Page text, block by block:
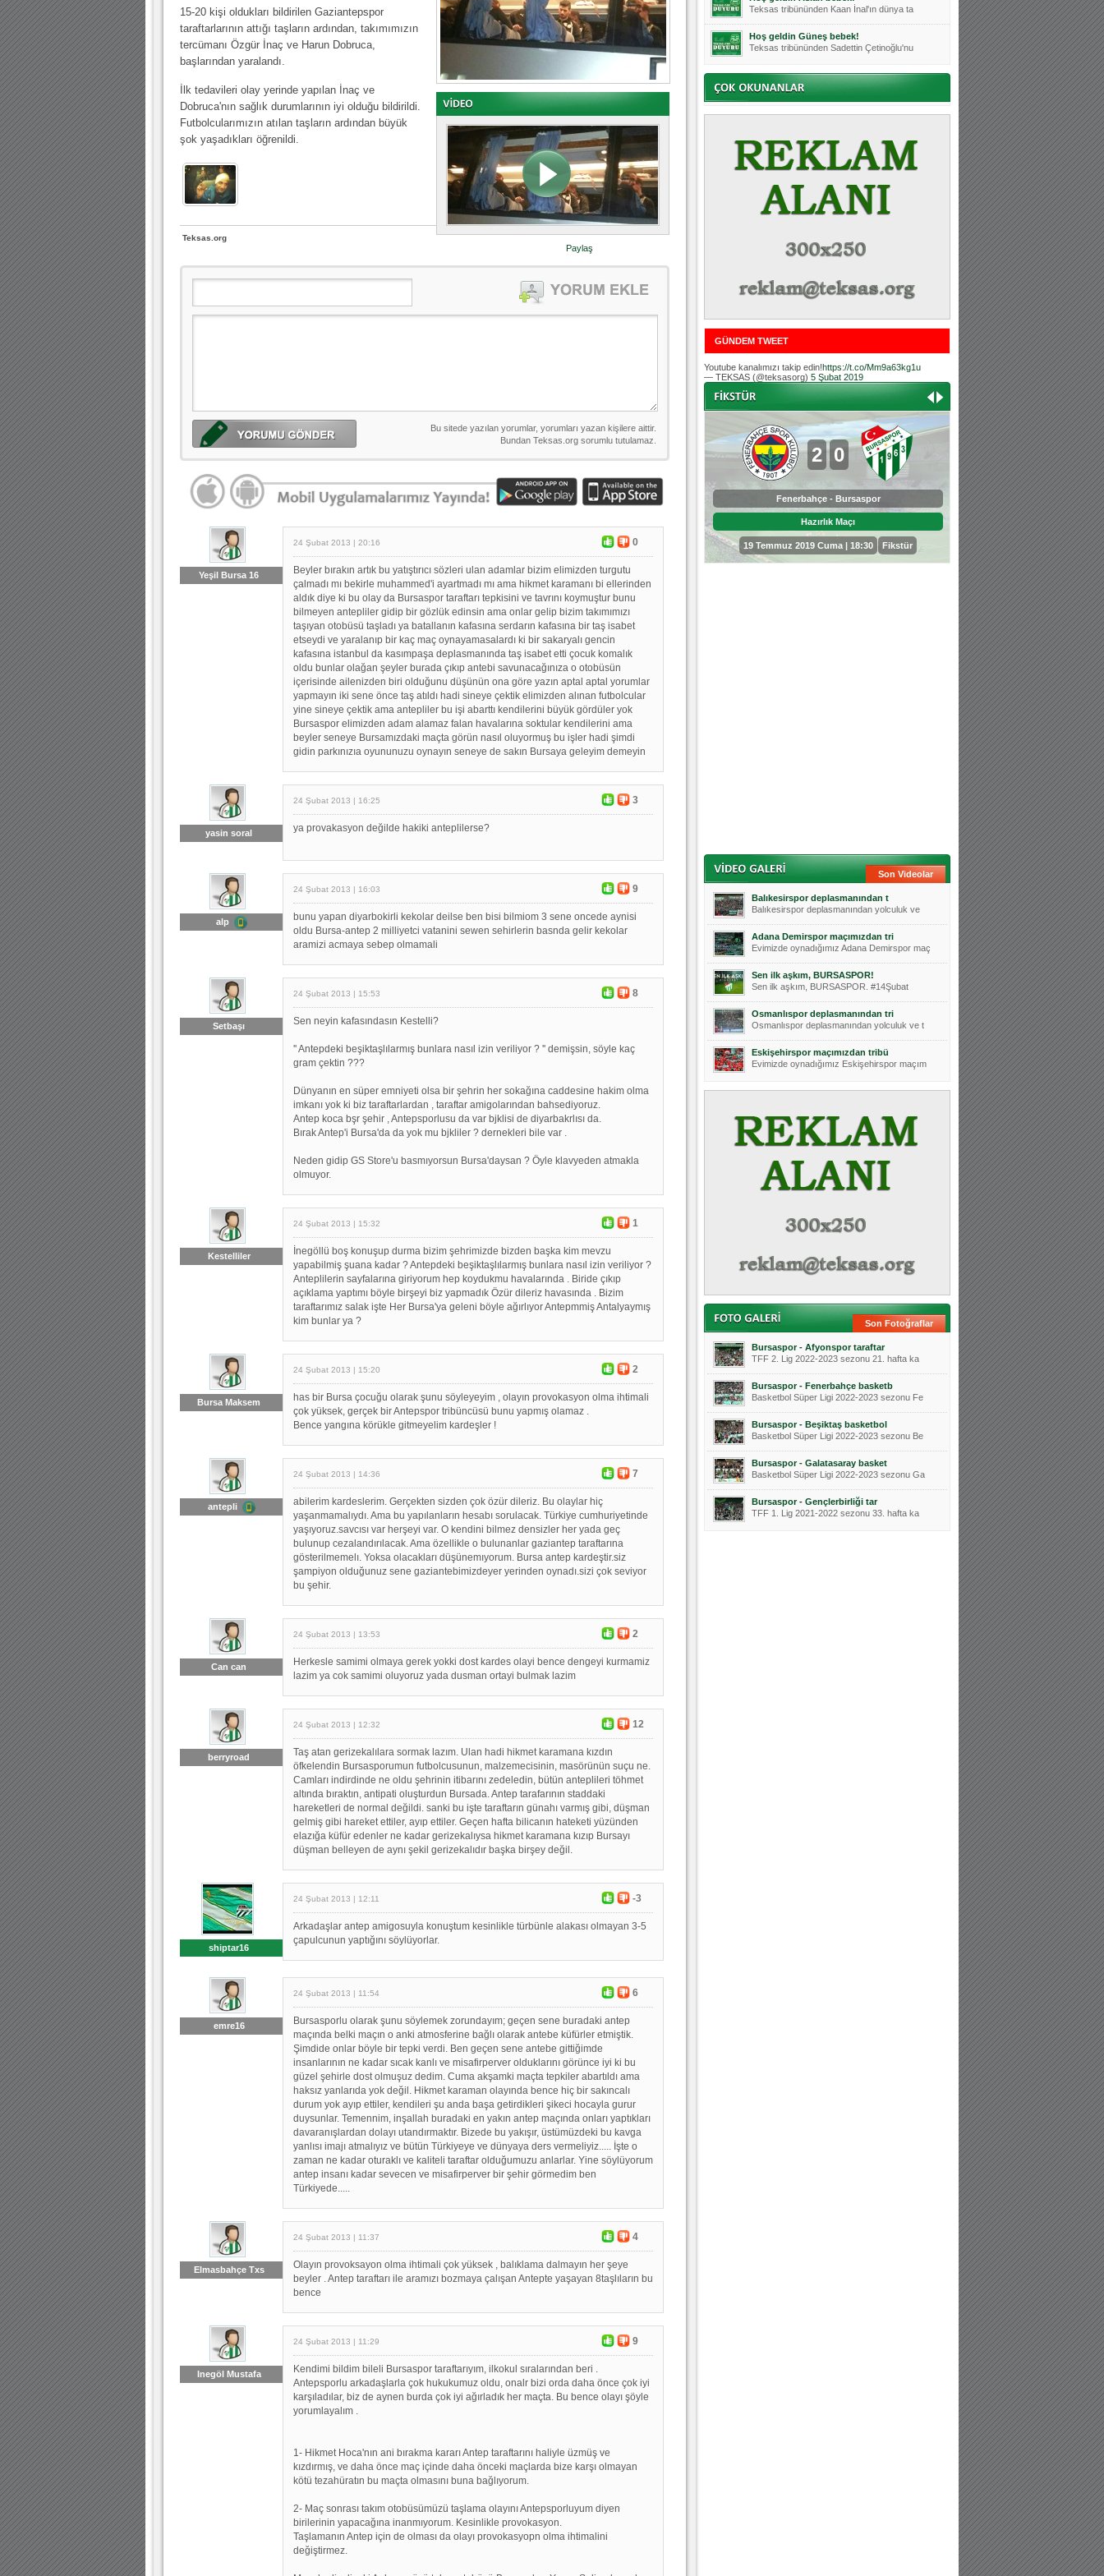
10.04.2023 14:44 |Hoş geldin Göktuğ Bebek!
Hoş geldin Kadir Kağan Bebek!
11.11.2025 14:13 |Hoş geldin Ertuğrul Bebek!
12.10.2025 17:30 | MUTLULUKLAR SİNAN SILACI
16.07.2024 14:32 | Hoş geldin Kerem Bebek!
08.01.2024 19:01 |Hoş geldin Aslan bebek!
03.01.2024 19:09 |
15-20 kişi oldukları bildirilen Gaziantepspor
taraftarlarının attığı taşların ardından, takımımızın
tercümanı Özgür İnaç ve Harun Dobruca,
başlarından yaralandı.
İlk tedavileri olay yerinde yapılan İnaç ve
Dobruca'nın sağlık durumlarının iyi olduğu bildirildi.
Futbolcularımızın atılan taşların ardından büyük
şok yaşadıkları öğrenildi.
Teksas.org
Paylaş
Yeşil Bursa 16
24 Şubat 2013 | 20:16 0
Beyler bırakın artık bu yatıştırıcı sözleri ulan adamlar bizim elimizden turgutu
çalmadı mı bekirle muhammed'i ayartmadı mı ama hikmet karamanı bi ellerinden
aldık diye ki bu olay da Bursaspor taraftarı tepkisini ve tavrını koymuştur bunu
bilmeyen antepliler gidip bir gözlük edinsin ama onlar gelip bizim takımımızı
taşıyan otobüsü taşladı ya batallanın kafasına serdarın kafasına bir taş isabet
etseydi ve yaralanıp bir kaç maç oynayamasalardı ki bir sakaryalı gencin
kafasına istanbul da kasımpaşa deplasmanında taş isabet etti çocuk komalık
oldu bunlar olağan şeyler burada çıkıp antebi savunacağınıza o otobüsün
içerisinde ailenizden biri olduğunu düşünün ona göre yazın aptal aptal yorumlar
yapmayın iki sene önce taş atıldı hadi sineye çektik elimizden alınan futbolcular
yine sineye çektik ama antepliler bu işi abarttı kendilerini büyük gördüler yok
Bursaspor elimizden adam alamaz falan havalarına soktular kendilerini ama
beyler seneye Bursamızdaki maçta görün nasıl oluyormuş bu işler hadi şimdi
gidin parkınızıa oyununuzu oynayın seneye de sakın Bursaya geleyim demeyin
yasin soral
24 Şubat 2013 | 16:25 3
ya provakasyon değilde hakiki anteplilerse?
alp
24 Şubat 2013 | 16:03 9
bunu yapan diyarbokirli kekolar deilse ben bisi bilmiom 3 sene oncede aynisi
oldu Bursa-antep 2 milliyetci vatanini sewen sehirlerin basnda gelir kekolar
aramizi acmaya sebep olmamali
Setbaşı
24 Şubat 2013 | 15:53 8
Sen neyin kafasındasın Kestelli?
'' Antepdeki beşiktaşlılarmış bunlara nasıl izin veriliyor ? '' demişsin, söyle kaç
gram çektin ???
Dünyanın en süper emniyeti olsa bir şehrin her sokağına caddesine hakim olma
imkanı yok ki biz taraftarlardan , taraftar amigolarından bahsediyoruz.
Antep koca bşr şehir , Antepsporlusu da var bjklisi de diyarbakrlısı da.
Bırak Antep'i Bursa'da da yok mu bjkliler ? dernekleri bile var .
Neden gidip GS Store'u basmıyorsun Bursa'daysan ? Öyle klavyeden atmakla
olmuyor.
Kestelliler
24 Şubat 2013 | 15:32 1
İnegöllü boş konuşup durma bizim şehrimizde bizden başka kim mevzu
yapabilmiş şuana kadar ? Antepdeki beşiktaşlılarmış bunlara nasıl izin veriliyor ?
Anteplilerin sayfalarına giriyorum hep koydukmu havalarında . Biride çıkıp
açıklama yaptımı böyle birşeyi biz yapmadık Özür dileriz havasında . Bizim
taraftarımız salak işte Her Bursa'ya geleni böyle ağırlıyor Antepmmiş Antalyaymış
kim bunlar ya ?
Bursa Maksem
24 Şubat 2013 | 15:20 2
has bir Bursa çocuğu olarak şunu söyleyeyim , olayın provokasyon olma ihtimali
çok yüksek, gerçek bir Antepspor tribüncüsü bunu yapmış olamaz .
Bence yangına körükle gitmeyelim kardeşler !
antepli
24 Şubat 2013 | 14:36 7
abilerim kardeslerim. Gerçekten sizden çok özür dileriz. Bu olaylar hiç
yaşanmamalıydı. Ama bu yapılanların hesabı sorulacak. Türkiye cumhuriyetinde
yaşıyoruz.savcısı var herşeyi var. O kendini bilmez densizler her yada geç
bulunup cezalandırılacak. Ama özellikle o bulunanlar gaziantep taraftarına
gösterilmemelı. Yoksa olacakları düşünemıyorum. Bursa antep kardeştir.siz
şampiyon olduğunuz sene gaziantebimizdeyer yerinden oynadı.sizi çok seviyor
bu şehir.
Can can
24 Şubat 2013 | 13:53 2
Herkesle samimi olmaya gerek yokki dost kardes olayi bence dengeyi kurmamiz
lazim ya cok samimi oluyoruz yada dusman ortayi bulmak lazim
berryroad
24 Şubat 2013 | 12:32 12
Taş atan gerizekalılara sormak lazım. Ulan hadi hikmet karamana kızdın
öfkelendin Bursasporumun futbolcusunun, malzemecisinin, masörünün suçu ne.
Camları indirdinde ne oldu şehrinin itibarını zedeledin, bütün anteplileri töhmet
altında bıraktın, antipati oluşturdun Bursada. Antep tarafarının staddaki
hareketleri de normal değildi. sanki bu işte taraftarın günahı varmış gibi, düşman
gelmiş gibi hareket ettiler, ayıp ettiler. Geçen hafta bilicanın hateketi yüzünden
elazığa küfür edenler ne kadar gerizekalıysa hikmet karamana kızıp Bursayı
düşman belleyen de aynı şekil gerizekalıdır başka birşey değil.
shiptar16
24 Şubat 2013 | 12:11 -3
Arkadaşlar antep amigosuyla konuştum kesinlikle türbünle alakası olmayan 3-5
çapulcunun yaptığını söylüyorlar.
emre16
24 Şubat 2013 | 11:54 6
Bursasporlu olarak şunu söylemek zorundayım; geçen sene buradaki antep
maçında belki maçın o anki atmosferine bağlı olarak antebe küfürler etmiştik.
Şimdide onlar böyle bir tepki verdi. Ben geçen sene antebe gittiğimde
insanlarının ne kadar sıcak kanlı ve misafirperver olduklarını görünce iyi ki bu
güzel şehirle dost olmuşuz dedim. Cuma akşamki maçta tepkiler abartıldı ama
haksız yanlarıda yok değil. Hikmet karaman olayında bence hiç bir sakıncalı
durum yok ayıp ettiler, kendileri şu anda başa getirdikleri şikeci hocayla gurur
duysunlar. Temennim, inşallah buradaki en yakın antep maçında onları yaptıkları
davaranışlardan dolayı utandırmaktır. Bizede bu yakışır, üstümüzdeki bu kavga
yanlısı imajı atmalıyız ve bütün Türkiyeye ve dünyaya ders vermeliyiz..... İşte o
zaman ne kadar oturaklı ve kaliteli taraftar olduğumuzu anlarlar. Yine söylüyorum
antep insanı kadar sevecen ve misafirperver bir şehir görmedim ben
Türkiyede.....
Elmasbahçe Txs
24 Şubat 2013 | 11:37 4
Olayın provoksayon olma ihtimali çok yüksek , balıklama dalmayın her şeye
beyler . Antep taraftarı ile aramızı bozmaya çalışan Antepte yaşayan 8taşlıların bu
bence
Inegöl Mustafa
24 Şubat 2013 | 11:29 9
Kendimi bildim bileli Bursaspor taraftarıyım, ilkokul sıralarından beri .
Antepsporlu arkadaşlarla çok hukukumuz oldu, onalr bizi orda daha önce çok iyi
karşıladılar, biz de aynen burda çok iyi ağırladık her maçta. Bu bence olayı şöyle
yorumlayalım .
1- Hikmet Hoca'nın ani bırakma kararı Antep taraftarını haliyle üzmüş ve
kızdırmış, ve daha önce maç içinde daha önceki maçlarda bize karşı olmayan
kötü tezahüratın bu maçta olmasını buna bağlıyorum.
2- Maç sonrası takım otobüsümüzü taşlama olayını Antepsporluyum diyen
birilerinin yapacağına inanmıyorum. Kesinlikle provokasyon.
Taşlamanın Antep için de olması da olayı provokasyopn olma ihtimalini
değiştirmez.
Teksas tribününden Kaan İnal'ın dünya ta
Hoş geldin Güneş bebek!
Teksas tribününden Sadettin Çetinoğlu'nu
Mutluluklar Ceyhun Tetik
Teksas tribünlerinin sevilen isimlerinde
Bursasporumuzun önü açılsın is
Hoş geldin Alaz Bebek!
Teksas.org sistem yöneticisi, ekibimizin
Hoş geldin Göktuğ Bebek!
Teksas.org ekibimizden ve tribünlerimizi
Teksas tribünlerinden Basri İleri'nin dü
Hoş geldin Kerem Bebek!
Tribünlerimizden Mesut Ulusoy'un (Duka)
Hoş geldin Aslan bebek!
Teksas tribününden Kaan İnal'ın dünya ta
Hoş geldin Güneş bebek!
Teksas tribününden Sadettin Çetinoğlu'nu
GÜNDEM TWEET
Youtube kanalımızı takip edin!https://t.co/Mm9a63kg1u
— TEKSAS (@teksasorg) 5 Şubat 2019
- -
Bursaspor - Altınordu
04 Temmuz 2020 Cumartesi | 20:00
2 0
Fenerbahçe - Bursaspor
Hazırlık Maçı
19 Temmuz 2019 Cuma | 18:30 Fikstür
0 3
Bursaspor - Sepahan
Hazırlık Maçı
25 Temmuz 2019 Perşembe |
Son Videolar
Balıkesirspor deplasmanından t
Balıkesirspor deplasmanından yolculuk ve
Adana Demirspor maçımızdan tri
Evimizde oynadığımız Adana Demirspor maç
Sen ilk aşkım, BURSASPOR!
Sen ilk aşkım, BURSASPOR. #14Şubat
Osmanlıspor deplasmanından tri
Osmanlıspor deplasmanından yolculuk ve t
Eskişehirspor maçımızdan tribü
Evimizde oynadığımız Eskişehirspor maçım
Son Fotoğraflar
Bursaspor - Afyonspor taraftar
TFF 2. Lig 2022-2023 sezonu 21. hafta ka
Bursaspor - Fenerbahçe basketb
Basketbol Süper Ligi 2022-2023 sezonu Fe
Bursaspor - Beşiktaş basketbol
Basketbol Süper Ligi 2022-2023 sezonu Be
Bursaspor - Galatasaray basket
Basketbol Süper Ligi 2022-2023 sezonu Ga
Bursaspor - Gençlerbirliği tar
TFF 1. Lig 2021-2022 sezonu 33. hafta ka